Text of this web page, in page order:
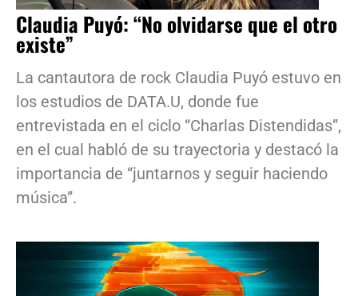
Claudia Puyó: “No olvidarse que el otro
existe”
La cantautora de rock Claudia Puyó estuvo en
los estudios de DATA.U, donde fue
entrevistada en el ciclo “Charlas Distendidas”,
en el cual habló de su trayectoria y destacó la
importancia de “juntarnos y seguir haciendo
música”.